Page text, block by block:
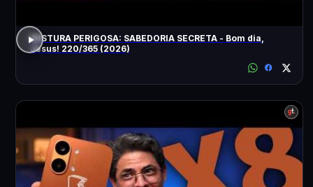
MISTURA PERIGOSA: SABEDORIA SECRETA - Bom dia,
Jesus! 220/365 (2026)